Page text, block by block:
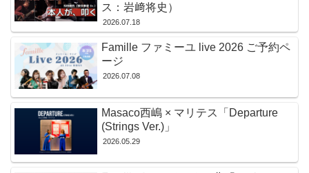
ス：岩﨑将史）
2026.07.18
Famille ファミーユ live 2026 ご予約ペ
ージ
2026.07.08
Masaco西嶋 × マリテス「Departure
(Strings Ver.)」
2026.05.29